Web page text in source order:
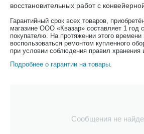
восстановительных работ с
Гарантийный срок всех товаров,
магазине ООО «Квазар» составляет 1 год
покупателю. На протяжении этого
воспользоваться ремонтом купленного
при условии соблюдения правил хранения
Подробнее о гарантии на товары.
Сообщения не